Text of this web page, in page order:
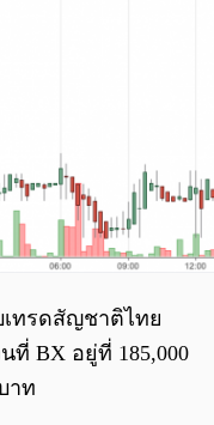
เทรดสัญชาติไทย
ที่ BX อยู่ที่ 185,000
าท